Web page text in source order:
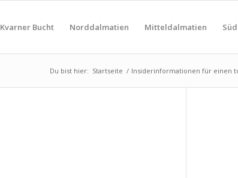
Kvarner Bucht Norddalmatien Mitteldalmatien
Du bist hier: Startseite / Insiderinformationen für einen